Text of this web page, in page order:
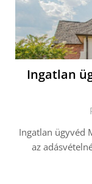
Ingatlan
Ingatlan ügyvéd
az